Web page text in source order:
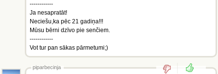
------------
Ja nesapratāt!
Neciešu,ka pēc 21 gadiņa!!!
Mūsu bērni dzīvo pie senčiem.
------------
Vot tur pan sākas pārmetumi;)
piparbecinja